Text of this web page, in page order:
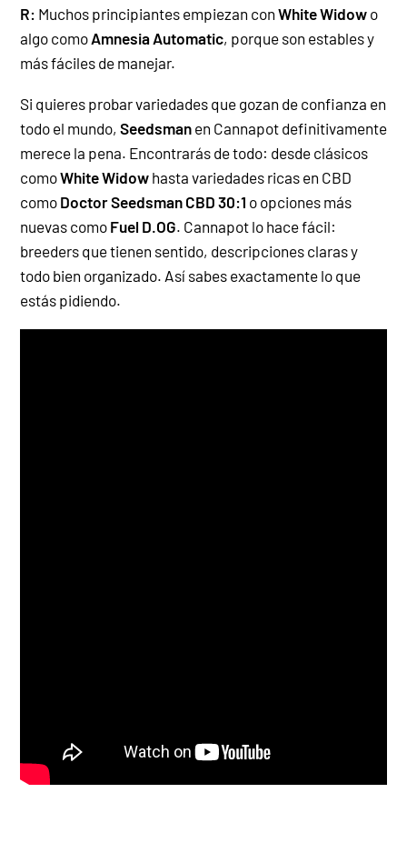
R: Muchos principiantes empiezan con White Widow o
algo como Amnesia Automatic, porque son estables y
más fáciles de manejar.
Si quieres probar variedades que gozan de confianza en
todo el mundo, Seedsman en Cannapot definitivamente
merece la pena. Encontrarás de todo: desde clásicos
comoWhite Widow hasta variedades ricas en CBD
como Doctor Seedsman CBD 30:1 o opciones más
nuevas como Fuel D.OG. Cannapot lo hace fácil:
breeders que tienen sentido, descripciones claras y
todo bien organizado. Así sabes exactamente lo que
estás pidiendo.